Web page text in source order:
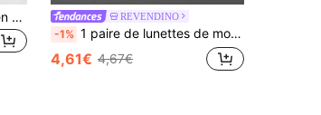
Lunettes à monture carrée en métal noir - mode et décontractées, idéales pour l'ordinateur, les jeux, la télévision et l'utilisation mobile, sans ordonnance. REVENDINO
-1% 1 paire de lunettes de mode vintage pour hommes, monture aviateur noire, verres transparents, cadeau de vacances, mode simple, verres transparents, convient à toutes les formes de visage
4,61€ 4,67€